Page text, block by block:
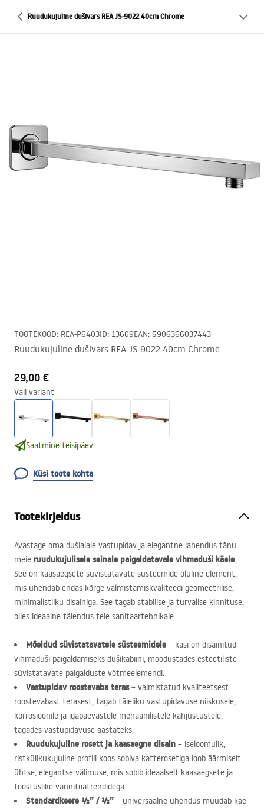
Ruudukujuline dušivars REA JS-9022 40cm Chrome
TOOTEKOOD: REA-P6403ID: 13609EAN: 5906366037443
Ruudukujuline dušivars REA JS-9022 40cm Chrome
29,00 €
Vali variant
Saatmine teisipäev.
Küsi toote kohta
Tootekirjeldus
Avastage oma dušialale vastupidav ja elegantne lahendus tänu
meie ruudukujulisele seinale paigaldatavale vihmaduši käele.
See on kaasaegsete süvistatavate süsteemide oluline element,
mis ühendab endas kõrge valmistamiskvaliteedi geomeetrilise,
minimalistliku disainiga. See tagab stabiilse ja turvalise kinnituse,
olles ideaalne täiendus teie sanitaartehnikale.
Mõeldud süvistatavatele süsteemidele – käsi on disainitud
vihmaduši paigaldamiseks dušikabiini, moodustades esteetiliste
süvistatavate paigalduste võtmeelemendi.
Vastupidav roostevaba teras– valmistatud kvaliteetsest
roostevabast terasest, tagab täieliku vastupidavuse niiskusele,
korrosioonile ja igapäevastele mehaanilistele kahjustustele,
tagades vastupidavuse aastateks.
Ruudukujuline rosett ja kaasaegne disain – iseloomulik,
ristkülikukujuline profiil koos sobiva katterosetiga loob äärmiselt
ühtse, elegantse välimuse, mis sobib ideaalselt kaasaegsete ja
tööstuslike vannitoatrendidega.
Standardkeere ½” / ½” – universaalne ühendus muudab käe